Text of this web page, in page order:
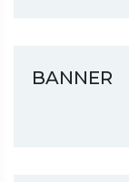
BANNER